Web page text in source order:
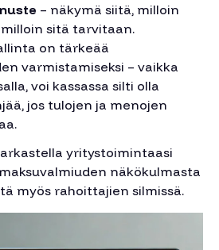
– näkymä siitä, milloin
sitä tarvitaan.
on tärkeää
varmistamiseksi – vaikka
voi kassassa silti olla
jos tulojen ja menojen
yritystoimintaasi
näkökulmasta
myös rahoittajien silmissä.